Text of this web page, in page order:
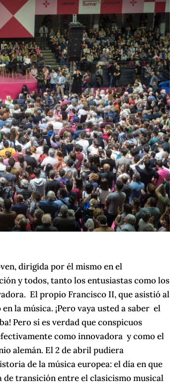
dirigida por él mismo en el
y todos, tanto los entusiastas como los
El propio Francisco II, que asistió al
la música. ¡Pero vaya usted a saber el
Pero sí es verdad que conspicuos
como innovadora y como el
alemán. El 2 de abril pudiera
de la música europea: el día en que
transición entre el clasicismo musical